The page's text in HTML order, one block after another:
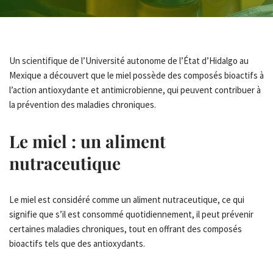
Un scientifique de l’Université autonome de l’État d’Hidalgo au
Mexique a découvert que le miel possède des composés bioactifs à
l’action antioxydante et antimicrobienne, qui peuvent contribuer à
la prévention des maladies chroniques.
Le miel : un aliment
nutraceutique
Le miel est considéré comme un aliment nutraceutique, ce qui
signifie que s’il est consommé quotidiennement, il peut prévenir
certaines maladies chroniques, tout en offrant des composés
bioactifs tels que des antioxydants.